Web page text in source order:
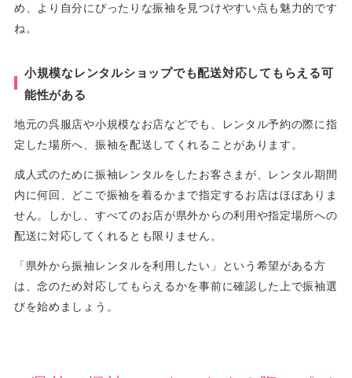
め、より自分にぴったりな振袖を見つけやすい点も魅力的です
ね。
小規模なレンタルショップでも配送対応してもらえる可
能性がある
地元の呉服店や小規模なお店などでも、レンタル予約の際に指
定した場所へ、振袖を配送してくれることがあります。
成人式のために振袖レンタルをしたお客さまが、レンタル期間
内に何回、どこで振袖を着るかまで指定するお店はほぼありま
せん。しかし、すべてのお店が県外からの利用や指定場所への
配送に対応してくれるとも限りません。
「県外から振袖レンタルを利用したい」という希望がある方
は、念のため対応してもらえるかを事前に確認した上で振袖選
びを始めましょう。